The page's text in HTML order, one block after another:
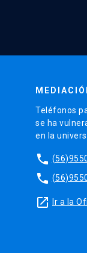
Teléfonos
se ha
en la
phone
phone
launch Ir a la